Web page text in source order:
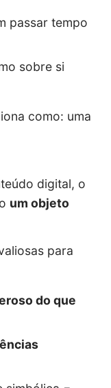
passar tempo
sobre si
como: uma
digital, o
um objeto
para
do que